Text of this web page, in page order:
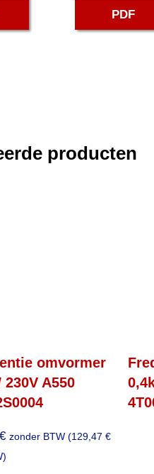
PDF
producten
omvormer
230V A550
€ zonder BTW (129,47 €